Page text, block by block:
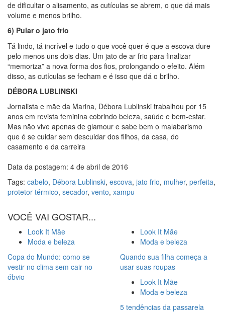
de dificultar o alisamento, as cutículas se abrem, o que dá mais
volume e menos brilho.
6) Pular o jato frio
Tá lindo, tá incrível e tudo o que você quer é que a escova dure
pelo menos uns dois dias. Um jato de ar frio para finalizar
“memoriza” a nova forma dos fios, prolongando o efeito. Além
disso, as cutículas se fecham e é isso que dá o brilho.
DÉBORA LUBLINSKI
Jornalista e mãe da Marina, Débora Lublinski trabalhou por 15
anos em revista feminina cobrindo beleza, saúde e bem-estar.
Mas não vive apenas de glamour e sabe bem o malabarismo
que é se cuidar sem descuidar dos filhos, da casa, do
casamento e da carreira
Data da postagem: 4 de abril de 2016
Tags: cabelo, Débora Lublinski, escova, jato frio, mulher, perfeita,
protetor térmico, secador, vento, xampu
VOCÊ VAI GOSTAR...
Look It Mãe
Moda e beleza
Copa do Mundo: como se
vestir no clima sem cair no
óbvio
Look It Mãe
Moda e beleza
Quando sua filha começa a
usar suas roupas
Look It Mãe
Moda e beleza
5 tendências da passarela